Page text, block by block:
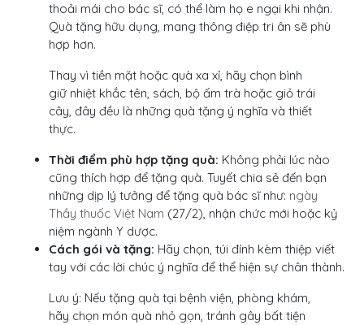
thoải mái cho bác sĩ, có thể làm họ e ngại khi nhận.
Quà tặng hữu dụng, mang thông điệp tri ân sẽ phù
hợp hơn.
Thay vì tiền mặt hoặc quà xa xỉ, hãy chọn bình
giữ nhiệt khắc tên, sách, bộ ấm trà hoặc giỏ trái
cây, đây đều là những quà tặng ý nghĩa và thiết
thực.
Thời điểm phù hợp tặng quà: Không phải lúc nào
cũng thích hợp để tặng quà. Tuyết chia sẻ đến bạn
những dịp lý tưởng để tặng quà bác sĩ như: ngày
Thầy thuốc Việt Nam (27/2), nhận chức mới hoặc kỷ
niệm ngành Y dược.
Cách gói và tặng: Hãy chọn, túi đính kèm thiệp viết
tay với các lời chúc ý nghĩa để thể hiện sự chân thành.
Lưu ý: Nếu tặng quà tại bệnh viện, phòng khám,
hãy chọn món quà nhỏ gọn, tránh gây bất tiện